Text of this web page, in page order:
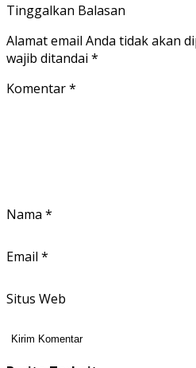
Tinggalkan Balasan
Alamat email Anda tidak akan
wajib ditandai *
Komentar*
Nama *
Email *
Situs Web